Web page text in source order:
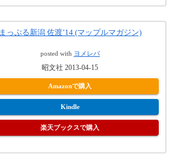
まっぷる新潟 佐渡’14 (マップルマガジン)
posted with ヨメレバ
昭文社 2013-04-15
Amazonで購入
Kindle
楽天ブックスで購入